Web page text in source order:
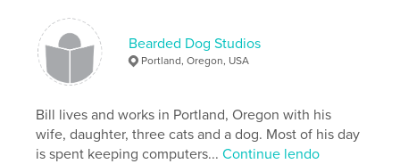
Bearded Dog Studios
Portland, Oregon, USA
Bill lives and works in Portland, Oregon with his
wife, daughter, three cats and a dog. Most of his day
is spent keeping computers...Continue lendo